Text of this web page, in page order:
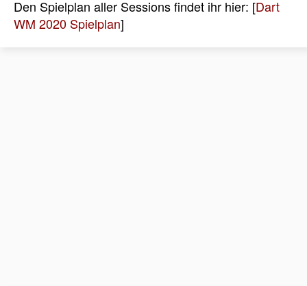
Den Spielplan aller Sessions findet ihr hier: [Dart
WM 2020 Spielplan]